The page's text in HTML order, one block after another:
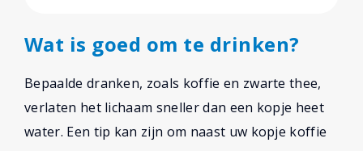
Wat is goed om te drinken?
Bepaalde dranken, zoals koffie en zwarte thee,
verlaten het lichaam sneller dan een kopje heet
water. Een tip kan zijn om naast uw kopje koffie